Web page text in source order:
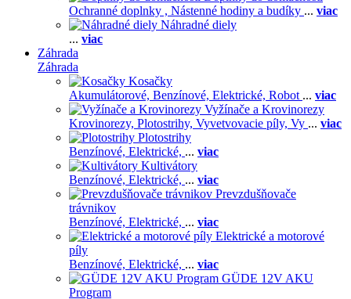
Ochranné doplnky , Nástenné hodiny a budíky ... viac
Náhradné diely
... viac
Záhrada
Záhrada
Kosačky
Akumulátorové, Benzínové, Elektrické, Robot ... viac
Vyžínače a Krovinorezy
Krovinorezy, Plotostrihy, Vyvetvovacie píly, Vy ... viac
Plotostrihy
Benzínové, Elektrické, ... viac
Kultivátory
Benzínové, Elektrické, ... viac
Prevzdušňovače
trávnikov
Benzínové, Elektrické, ... viac
Elektrické a motorové
píly
Benzínové, Elektrické, ... viac
GÜDE 12V AKU
Program